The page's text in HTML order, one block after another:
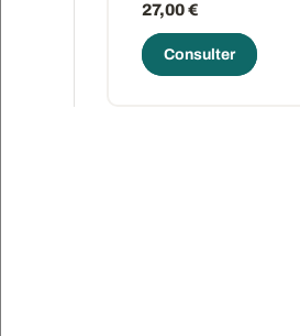
27,00 €
Consulter